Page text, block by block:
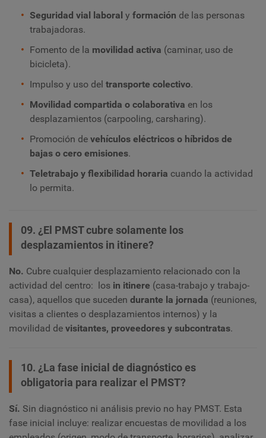
Seguridad vial laboral y formación de las personas
trabajadoras.
Fomento de la movilidad activa (caminar, uso de
bicicleta).
Impulso y uso del transporte colectivo.
Movilidad compartida o colaborativa en los
desplazamientos (carpooling, carsharing).
Promoción de vehículos eléctricos o híbridos de
bajas o cero emisiones.
Teletrabajo y flexibilidad horaria cuando la actividad
lo permita.
09. ¿El PMST cubre solamente los
desplazamientos in itinere?
No. Cubre cualquier desplazamiento relacionado con la
actividad del centro: los in itinere (casa-trabajo y trabajo-
casa), aquellos que suceden durante la jornada (reuniones,
visitas a clientes o desplazamientos internos) y la
movilidad de visitantes, proveedores y subcontratas.
10. ¿La fase inicial de diagnóstico es
obligatoria para realizar el PMST?
Sí. Sin diagnóstico ni análisis previo no hay PMST. Esta
fase inicial incluye: realizar encuestas de movilidad a los